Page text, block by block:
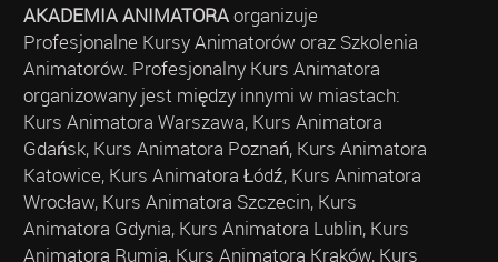
AKADEMIA ANIMATORAorganizuje
Profesjonalne Kursy Animatorów oraz Szkolenia
Animatorów. Profesjonalny Kurs Animatora
organizowany jest między innymi w miastach:
Kurs Animatora Warszawa, Kurs Animatora
Gdańsk, Kurs Animatora Poznań, Kurs Animatora
Katowice, Kurs Animatora Łódź, Kurs Animatora
Wrocław, Kurs Animatora Szczecin, Kurs
Animatora Gdynia, Kurs Animatora Lublin, Kurs
Animatora Rumia, Kurs Animatora Kraków, Kurs